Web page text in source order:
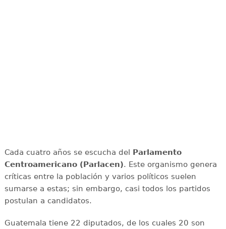
Cada cuatro años se escucha del Parlamento
Centroamericano (Parlacen). Este organismo genera
críticas entre la población y varios políticos suelen
sumarse a estas; sin embargo, casi todos los partidos
postulan a candidatos.
Guatemala tiene 22 diputados, de los cuales 20 son